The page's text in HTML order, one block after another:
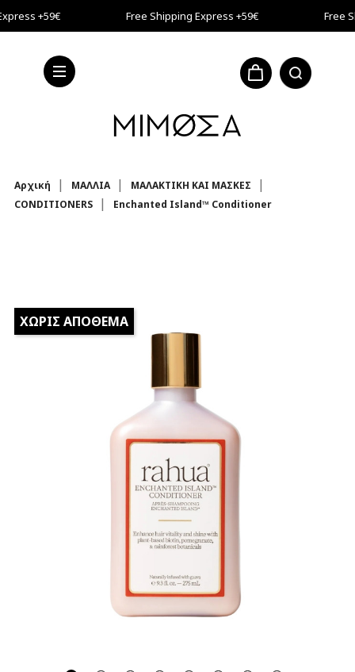
Μετάβαση στο κύριο περιεχόμενο
+59€ Free Shipping Express +59€ Free
Αρχική ΜΑΛΛΙΑ
ΜΑΛΑΚΤΙΚΗ ΚΑΙ ΜΑΣΚΕΣ
CONDITIONERS
Enchanted Island™ Conditioner
ΧΩΡΊΣ ΑΠΌΘΕΜΑ